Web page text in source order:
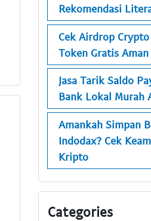
Rekomendasi
Cek Airdrop
Token Gratis
Jasa Tarik Saldo
Bank Lokal Murah
Amankah Simpan
Indodax? Cek
Kripto
Categories